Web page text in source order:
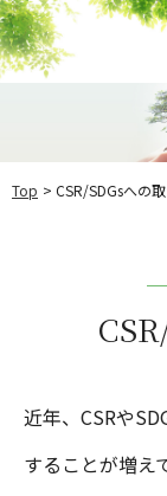
Top CSR/SDGsへの
近年、CSRや
することが増え